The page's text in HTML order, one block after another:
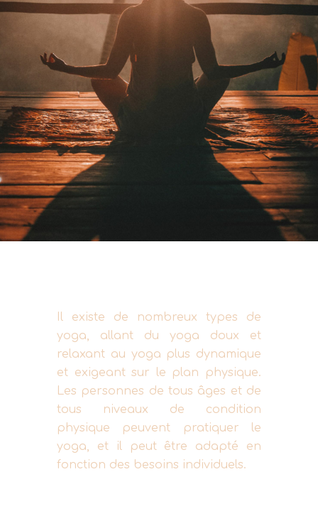
Il existe de nombreux types de
yoga, allant du yoga doux et
relaxant au yoga plus dynamique
et exigeant sur le plan physique.
Les personnes de tous âges et de
tous niveaux de condition
physique peuvent pratiquer le
yoga, et il peut être adapté en
fonction des besoins individuels.